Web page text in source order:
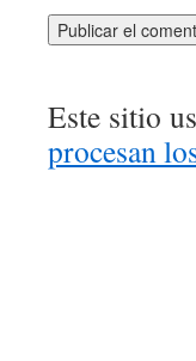
Este sitio
procesan